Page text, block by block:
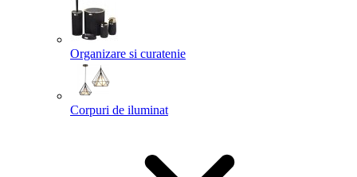
Organizare si curatenie
Corpuri de iluminat